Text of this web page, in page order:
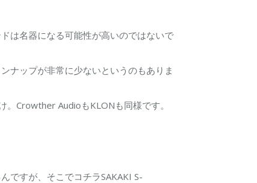
は名器になる可能性が高いのではないで
ナップが非常に少ないというのもありま
Crowther AudioもKLONも同様です。
ですが、そこでコチラSAKAKI S-